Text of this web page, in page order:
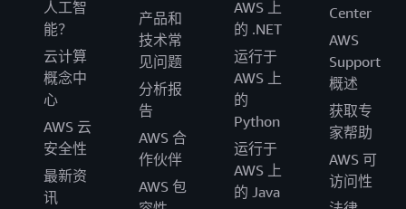
人工智
能？
云计算
概念中
心
AWS 云
安全性
最新资
讯
产品和
技术常
见问题
分析报
告
AWS 合
作伙伴
AWS 包
AWS 上
的 .NET
运行于
AWS 上
的
Python
运行于
AWS 上
的 Java
Center
AWS
Support
概述
获取专
家帮助
AWS 可
访问性